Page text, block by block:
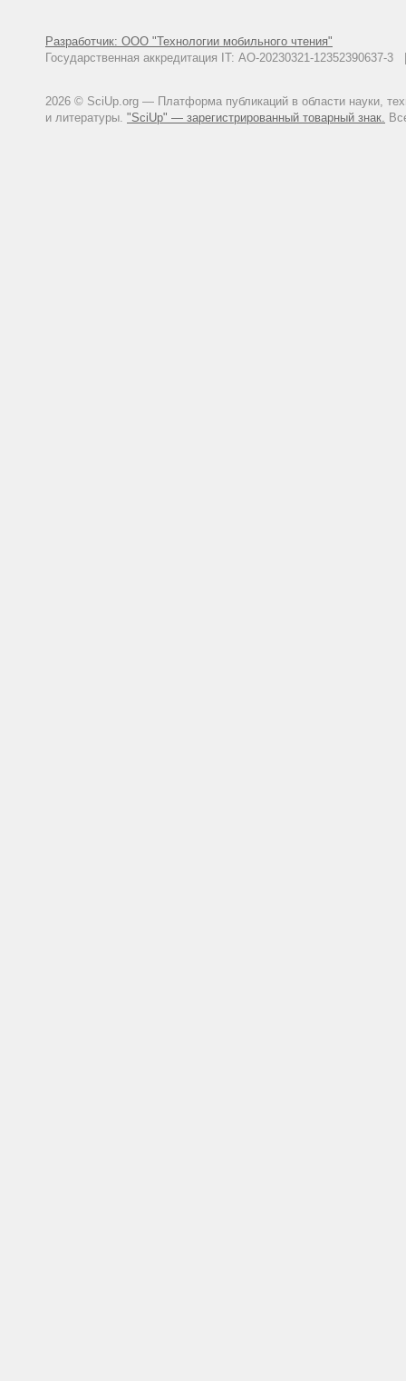
Юрцев Б.А., Жукова П.Г. 1968.
арктических бобовых)//
Разработчик: ООО "Технологии мобильного чтения"
Государственная аккредитация IT: АО-20230321-
2026 © SciUp.org — Платформа публикаций в области науки,
и литературы. "SciUp" — зарегистрированный товарный знак.